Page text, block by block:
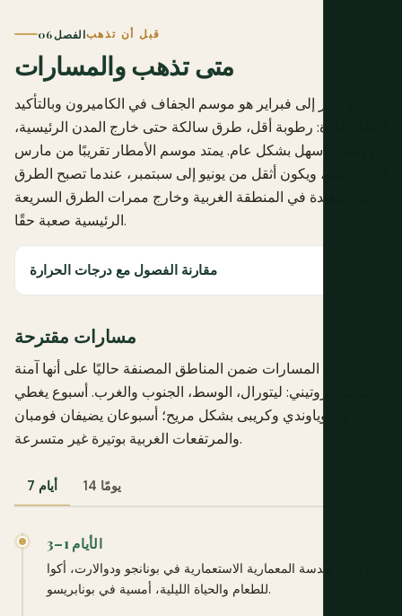
الفصل 06قبل أن تذهب
متى تذهب والمسارات
نوفمبر إلى فبراير هو موسم الجفاف في الكاميرون وبالتأكيد
أفضل نافذة: رطوبة أقل، طرق سالكة حتى خارج المدن الرئيسية،
ووصول أسهل بشكل عام. يمتد موسم الأمطار تقريبًا من مارس
إلى نوفمبر، ويكون أثقل من يونيو إلى سبتمبر، عندما تصبح الطرق
غير المعبدة في المنطقة الغربية وخارج ممرات الطرق السريعة
الرئيسية صعبة حقًا.
مقارنة الفصول مع درجات الحرارة
مسارات مقترحة
تبقى هذه المسارات ضمن المناطق المصنفة حاليًا على أنها آمنة
للسفر الروتيني: ليتورال، الوسط، الجنوب والغرب. أسبوع يغطي
دوالا وياوندي وكريبى بشكل مريح؛ أسبوعان يضيفان فومبان
والمرتفعات الغربية بوتيرة غير متسرعة.
7 أيام 14 يومًا
الأيام 1–3
الهندسة المعمارية الاستعمارية في بونانجو ودوالارت، أكوا
للطعام والحياة الليلية، أمسية في بونابريسو.